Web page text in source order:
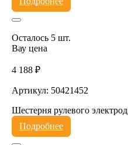
Осталось 5 шт.
Вау цена
4 188 ₽
Артикул: 50421452
Шестерня рулевого
Подробнее